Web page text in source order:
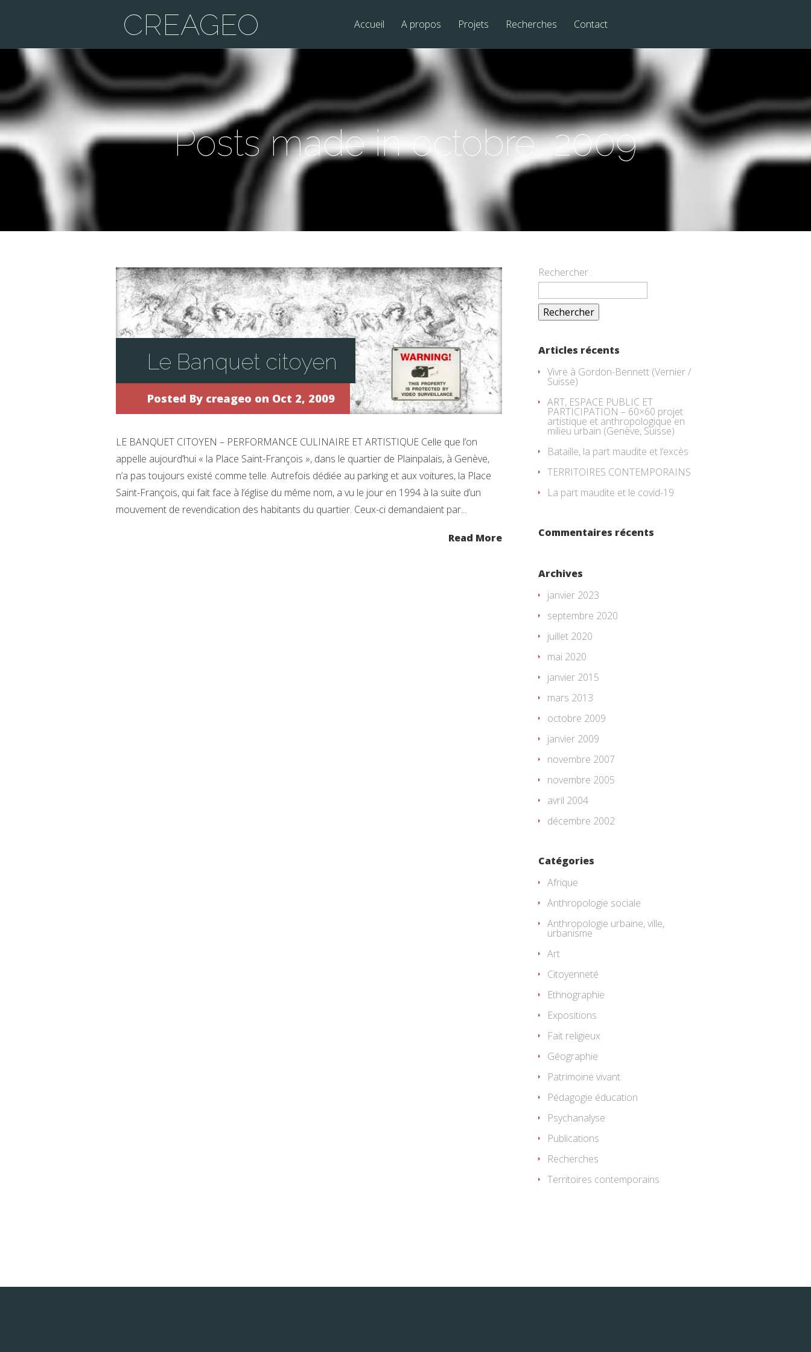
CREAGEO Accueil A propos Projets Recherches Contact
Posts made in octobre, 2009
Le Banquet citoyen
Posted By creageo on Oct 2, 2009
LE BANQUET CITOYEN – PERFORMANCE CULINAIRE ET ARTISTIQUE Celle que l’on
appelle aujourd’hui « la Place Saint-François », dans le quartier de Plainpalais, à Genève,
n’a pas toujours existé comme telle. Autrefois dédiée au parking et aux voitures, la Place
Saint-François, qui fait face à l’église du même nom, a vu le jour en 1994 à la suite d’un
mouvement de revendication des habitants du quartier. Ceux-ci demandaient par...
Read More
Rechercher :
Articles récents
Vivre à Gordon-Bennett (Vernier /
Suisse)
ART, ESPACE PUBLIC ET
PARTICIPATION – 60×60 projet
artistique et anthropologique en
milieu urbain (Genève, Suisse)
Bataille, la part maudite et l’excès
TERRITOIRES CONTEMPORAINS
La part maudite et le covid-19
Commentaires récents
Archives
janvier 2023
septembre 2020
juillet 2020
mai 2020
janvier 2015
mars 2013
octobre 2009
janvier 2009
novembre 2007
novembre 2005
avril 2004
décembre 2002
Catégories
Afrique
Anthropologie sociale
Anthropologie urbaine, ville,
urbanisme
Art
Citoyenneté
Ethnographie
Expositions
Fait religieux
Géographie
Patrimoine vivant
Pédagogie éducation
Psychanalyse
Publications
Recherches
Territoires contemporains